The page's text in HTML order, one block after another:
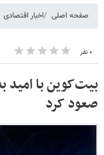
صفحه اصلی اخبار اقتصادی
۰ نفر
بیت‌کوین با امید
صعود کرد